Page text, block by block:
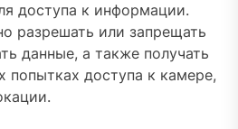
доступа к информации.
разрешать или запрещать
данные, а также получать
попытках доступа к камере,